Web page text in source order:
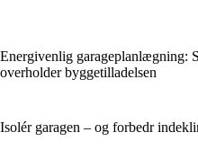
Energivenlig garageplanlægning:
overholder byggetilladelsen
Isolér garagen – og forbedr